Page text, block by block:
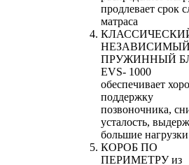
продлевает срок
матраса
ПРУЖИННЫЙ
EVS- 1000
обеспечивает
поддержку
позвоночника,
усталость,
большие нагрузки
КОРОБ ПО
ПЕРИМЕТРУ из